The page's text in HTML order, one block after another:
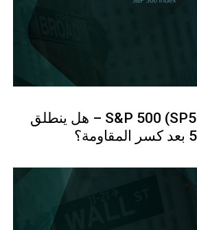
تحليل مؤشر S&P 500 (SP500) – هل ينطلق